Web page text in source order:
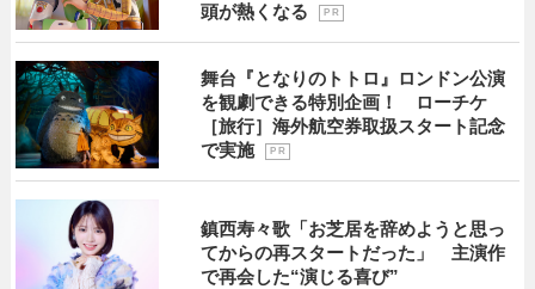
頭が熱くなる
P R
舞台『となりのトトロ』ロンドン公演
を観劇できる特別企画！ ローチケ
［旅行］海外航空券取扱スタート記念
で実施
P R
鎮西寿々歌「お芝居を辞めようと思っ
てからの再スタートだった」 主演作
で再会した“演じる喜び”